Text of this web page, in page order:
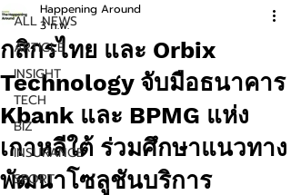
ALL NEWS
ARTICLE
INSIGHT
TECH
BIZ
INSURANCE
SPORT
กสิกรไทย และ Orbix
Technology จับมือธนาคาร
Kbank และ BPMG แห่ง
เกาหลีใต้ ร่วมศึกษาแนวทาง
พัฒนาโซลูชันบริการ
Happening Around
3 ก.พ.